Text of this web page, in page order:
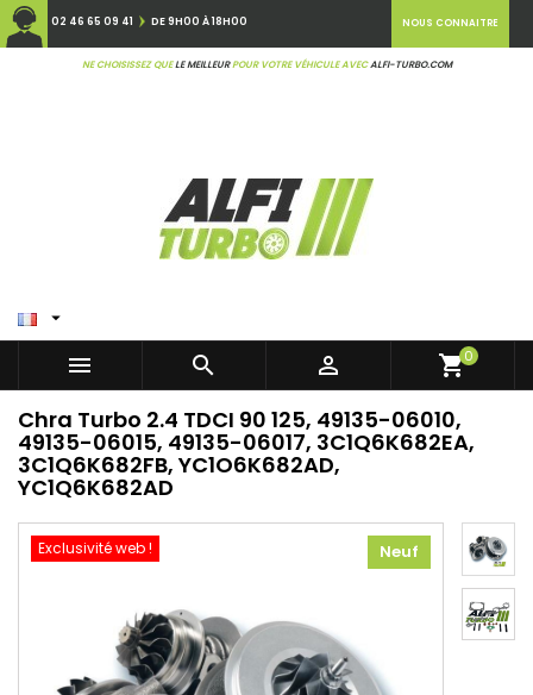
02 46 65 09 41 DE 9H00 À 18H00
NE CHOISISSEZ QUELE MEILLEURPOUR VOTRE VÉHICULE AVECALFI-TURBO.COM
NOUS CONNAITRE

   shopping_cart0
Chra Turbo 2.4 TDCI 90 125, 49135-06010,
49135-06015, 49135-06017, 3C1Q6K682EA,
3C1Q6K682FB, YC1O6K682AD,
YC1Q6K682AD
Exclusivité web ! Neuf